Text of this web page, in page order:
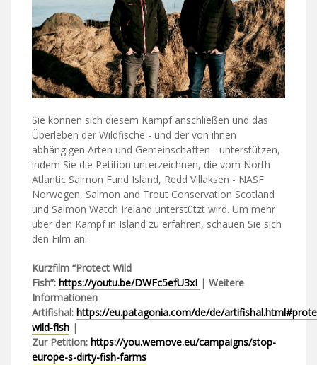
Sie können sich diesem Kampf anschließen und das
Überleben der Wildfische - und der von ihnen
abhängigen Arten und Gemeinschaften - unterstützen,
indem Sie die Petition unterzeichnen, die vom North
Atlantic Salmon Fund Island, Redd Villaksen - NASF
Norwegen, Salmon and Trout Conservation Scotland
und Salmon Watch Ireland unterstützt wird. Um mehr
über den Kampf in Island zu erfahren, schauen Sie sich
den Film an:
Kurzfilm “Protect Wild
Fish”: https://youtu.be/DWFc5efU3xI | Weitere
Informationen
Artifishal: https://eu.patagonia.com/de/de/
wild-fish |
Zur Petition: https://you.wemove.eu/campaigns/stop-
europe-s-dirty-fish-farms